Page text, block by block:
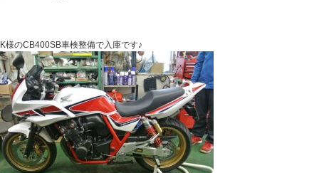
K様のCB400SB車検整備で入庫です♪